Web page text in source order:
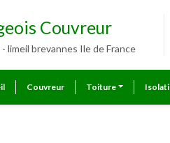
Couvreur
limeil brevannes Ile de France
Couvreur Toiture